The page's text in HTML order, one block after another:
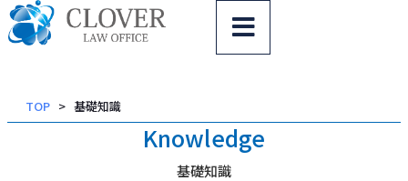
内
容
TOP 基礎知識
Knowledge
基礎知識